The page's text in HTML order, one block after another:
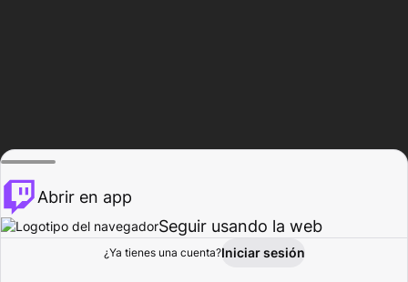
Explorar Actividad
Abrir en app
Seguir usando la web
¿Ya tienes una cuenta?Iniciar sesión